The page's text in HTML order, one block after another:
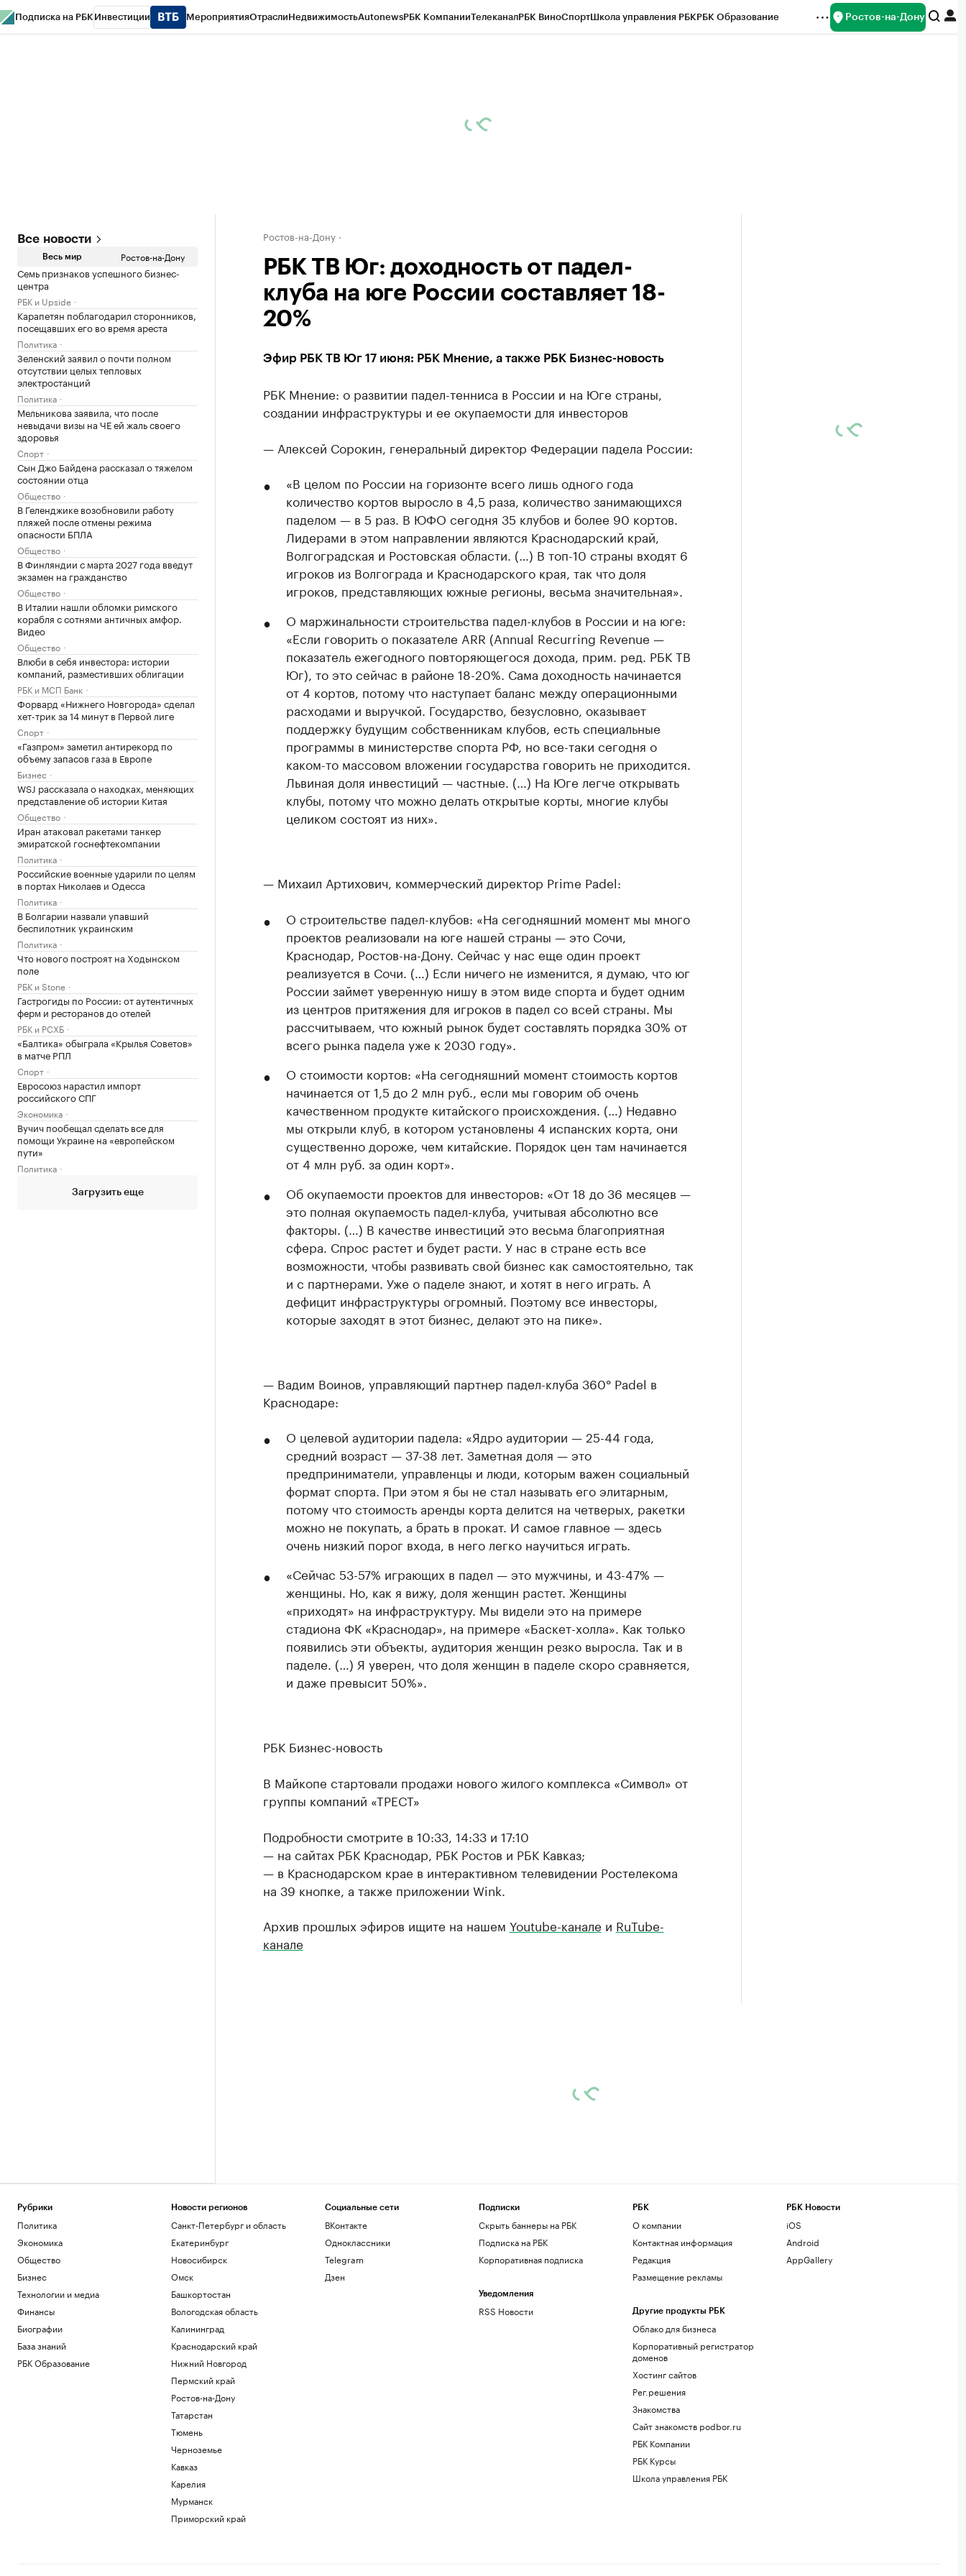
Подписка на РБК Инвестиции МероприятияОтраслиНедвижимостьAutonewsРБК КомпанииТелеканалРБК ВиноСпортШкола управления РБКРБК Образование Ростов-на-Дону
Все новости
Весь мир Ростов-на-Дону
Семь признаков успешного бизнес-
центра
РБК и Upside
Карапетян поблагодарил сторонников,
посещавших его во время ареста
Политика
Зеленский заявил о почти полном
отсутствии целых тепловых
электростанций
Политика
Мельникова заявила, что после
невыдачи визы на ЧЕ ей жаль своего
здоровья
Спорт
Сын Джо Байдена рассказал о тяжелом
состоянии отца
Общество
В Геленджике возобновили работу
пляжей после отмены режима
опасности БПЛА
Общество
В Финляндии с марта 2027 года введут
экзамен на гражданство
Общество
В Италии нашли обломки римского
корабля с сотнями античных амфор.
Видео
Общество
Влюби в себя инвестора: истории
компаний, разместивших облигации
РБК и МСП Банк
Форвард «Нижнего Новгорода» сделал
хет-трик за 14 минут в Первой лиге
Спорт
«Газпром» заметил антирекорд по
объему запасов газа в Европе
Бизнес
WSJ рассказала о находках, меняющих
представление об истории Китая
Общество
Иран атаковал ракетами танкер
эмиратской госнефтекомпании
Политика
Российские военные ударили по целям
в портах Николаев и Одесса
Политика
В Болгарии назвали упавший
беспилотник украинским
Политика
Что нового построят на Ходынском
поле
РБК и Stone
Гастрогиды по России: от аутентичных
ферм и ресторанов до отелей
РБК и РСХБ
«Балтика» обыграла «Крылья Советов»
в матче РПЛ
Спорт
Евросоюз нарастил импорт
российского СПГ
Экономика
Вучич пообещал сделать все для
помощи Украине на «европейском
пути»
Политика
Загрузить еще
Ростов-на-Дону
РБК ТВ Юг: доходность от падел-
клуба на юге России составляет 18-
20%
Эфир РБК ТВ Юг 17 июня: РБК Мнение, а также РБК Бизнес-новость
РБК Мнение: о развитии падел-тенниса в России и на Юге страны,
создании инфраструктуры и ее окупаемости для инвесторов
— Алексей Сорокин, генеральный директор Федерации падела России:
«В целом по России на горизонте всего лишь одного года
количество кортов выросло в 4,5 раза, количество занимающихся
паделом — в 5 раз. В ЮФО сегодня 35 клубов и более 90 кортов.
Лидерами в этом направлении являются Краснодарский край,
Волгоградская и Ростовская области. (…) В топ-10 страны входят 6
игроков из Волгограда и Краснодарского края, так что доля
игроков, представляющих южные регионы, весьма значительная».
О маржинальности строительства падел-клубов в России и на юге:
«Если говорить о показателе ARR (Annual Recurring Revenue —
показатель ежегодного повторяющегося дохода, прим. ред. РБК ТВ
Юг), то это сейчас в районе 18-20%. Сама доходность начинается
от 4 кортов, потому что наступает баланс между операционными
расходами и выручкой. Государство, безусловно, оказывает
поддержку будущим собственникам клубов, есть специальные
программы в министерстве спорта РФ, но все-таки сегодня о
каком-то массовом вложении государства говорить не приходится.
Львиная доля инвестиций — частные. (…) На Юге легче открывать
клубы, потому что можно делать открытые корты, многие клубы
целиком состоят из них».
— Михаил Артихович, коммерческий директор Prime Padel:
О строительстве падел-клубов: «На сегодняшний момент мы много
проектов реализовали на юге нашей страны — это Сочи,
Краснодар, Ростов-на-Дону. Сейчас у нас еще один проект
реализуется в Сочи. (…) Если ничего не изменится, я думаю, что юг
России займет уверенную нишу в этом виде спорта и будет одним
из центров притяжения для игроков в падел со всей страны. Мы
рассчитываем, что южный рынок будет составлять порядка 30% от
всего рынка падела уже к 2030 году».
О стоимости кортов: «На сегодняшний момент стоимость кортов
начинается от 1,5 до 2 млн руб., если мы говорим об очень
качественном продукте китайского происхождения. (…) Недавно
мы открыли клуб, в котором установлены 4 испанских корта, они
существенно дороже, чем китайские. Порядок цен там начинается
от 4 млн руб. за один корт».
Об окупаемости проектов для инвесторов: «От 18 до 36 месяцев —
это полная окупаемость падел-клуба, учитывая абсолютно все
факторы. (…) В качестве инвестиций это весьма благоприятная
сфера. Спрос растет и будет расти. У нас в стране есть все
возможности, чтобы развивать свой бизнес как самостоятельно, так
и с партнерами. Уже о паделе знают, и хотят в него играть. А
дефицит инфраструктуры огромный. Поэтому все инвесторы,
которые заходят в этот бизнес, делают это на пике».
— Вадим Воинов, управляющий партнер падел-клуба 360° Padel в
Краснодаре:
О целевой аудитории падела: «Ядро аудитории — 25-44 года,
средний возраст — 37-38 лет. Заметная доля — это
предприниматели, управленцы и люди, которым важен социальный
формат спорта. При этом я бы не стал называть его элитарным,
потому что стоимость аренды корта делится на четверых, ракетки
можно не покупать, а брать в прокат. И самое главное — здесь
очень низкий порог входа, в него легко научиться играть.
«Сейчас 53-57% играющих в падел — это мужчины, и 43-47% —
женщины. Но, как я вижу, доля женщин растет. Женщины
«приходят» на инфраструктуру. Мы видели это на примере
стадиона ФК «Краснодар», на примере «Баскет-холла». Как только
появились эти объекты, аудитория женщин резко выросла. Так и в
паделе. (…) Я уверен, что доля женщин в паделе скоро сравняется,
и даже превысит 50%».
РБК Бизнес-новость
В Майкопе стартовали продажи нового жилого комплекса «Символ» от
группы компаний «ТРЕСТ»
Подробности смотрите в 10:33, 14:33 и 17:10
— на сайтах РБК Краснодар, РБК Ростов и РБК Кавказ;
— в Краснодарском крае в интерактивном телевидении Ростелекома
на 39 кнопке, а также приложении Wink.
Архив прошлых эфиров ищите на нашем Youtube-канале и RuTube-
канале
Рубрики
Политика
Экономика
Общество
Бизнес
Технологии и медиа
Финансы
Биографии
База знаний
РБК Образование
Новости регионов
Санкт-Петербург и область
Екатеринбург
Новосибирск
Омск
Башкортостан
Вологодская область
Калининград
Краснодарский край
Нижний Новгород
Пермский край
Ростов-на-Дону
Татарстан
Тюмень
Черноземье
Кавказ
Карелия
Мурманск
Приморский край
Социальные сети
ВКонтакте
Одноклассники
Telegram
Дзен
Подписки
Скрыть баннеры на РБК
Подписка на РБК
Корпоративная подписка
Уведомления
RSS Новости
РБК
О компании
Контактная информация
Редакция
Размещение рекламы
Другие продукты РБК
Облако для бизнеса
Корпоративный регистратор
доменов
Хостинг сайтов
Рег.решения
Знакомства
Сайт знакомств podbor.ru
РБК Компании
РБК Курсы
Школа управления РБК
РБК Новости
iOS
Android
AppGallery